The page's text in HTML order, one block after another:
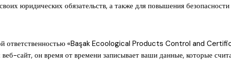
юридических обязательств, а также для повышения
ответственностью «Başak Ecoological Products Control and
сайт, он время от времени записывает ваши данные, которые